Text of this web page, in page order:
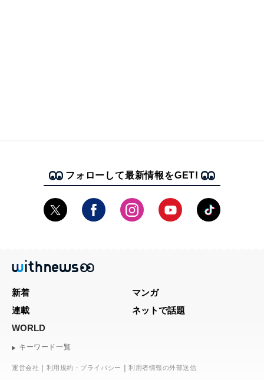
フォローして最新情報をGET!
新着
マンガ
連載
ネットで話題
WORLD
キーワード一覧
運営会社 利用規約・プライバシー 利用者情報の外部送信